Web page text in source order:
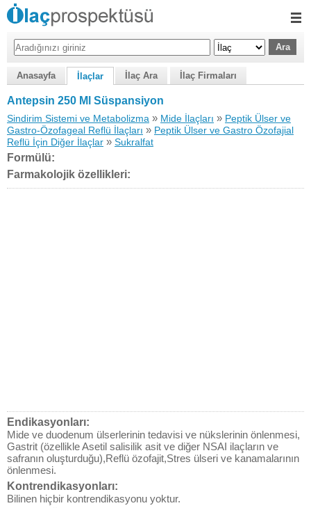
Anasayfa İlaçlar İlaç Ara İlaç Firmaları
Antepsin 250 Ml Süspansiyon
Sindirim Sistemi ve Metabolizma » Mide İlaçları » Peptik Ülser ve
Gastro-Özofageal Reflü İlaçları » Peptik Ülser ve Gastro Özofajial
Reflü İçin Diğer İlaçlar » Sukralfat
Formülü:
Farmakolojik özellikleri:
Endikasyonları:
Mide ve duodenum ülserlerinin tedavisi ve nükslerinin önlenmesi,
Gastrit (özellikle Asetil salisilik asit ve diğer NSAI ilaçların ve
safranın oluşturduğu),Reflü özofajit,Stres ülseri ve kanamalarının
önlenmesi.
Kontrendikasyonları:
Bilinen hiçbir kontrendikasyonu yoktur.